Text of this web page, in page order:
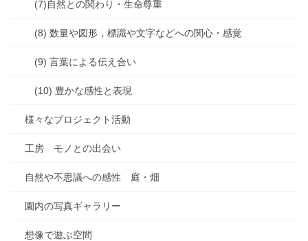
(7)自然との関わり・生命尊重
(8) 数量や図形，標識や文字などへの関心・感覚
(9) 言葉による伝え合い
(10) 豊かな感性と表現
様々なプロジェクト活動
工房 モノとの出会い
自然や不思議への感性 庭・畑
園内の写真ギャラリー
想像で遊ぶ空間